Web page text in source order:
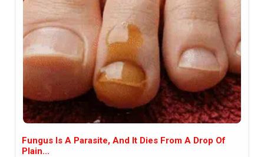
аудитория, затова държим на
прозрачност и коректност от
наша страна. Поднасяме ви
новините такива, каквито са. В
пълния си потенциал.
Fungus Is A Parasite, And It Dies From A Drop Of
Plain...